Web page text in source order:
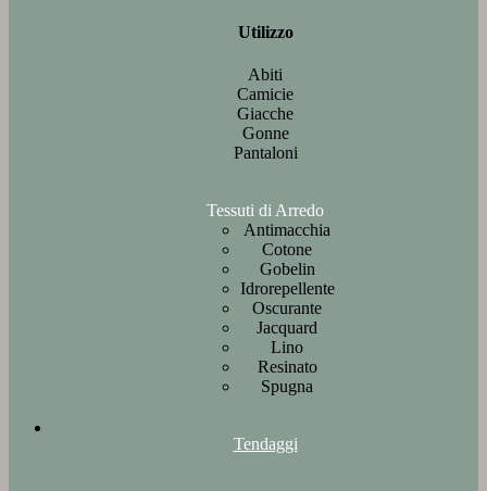
Utilizzo
Abiti
Camicie
Giacche
Gonne
Pantaloni
Tessuti di Arredo
Antimacchia
Cotone
Gobelin
Idrorepellente
Oscurante
Jacquard
Lino
Resinato
Spugna
Tendaggi